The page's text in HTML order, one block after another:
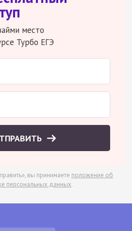
место
Турбо ЕГЭ
вы принимаете положение об
персональных данных.